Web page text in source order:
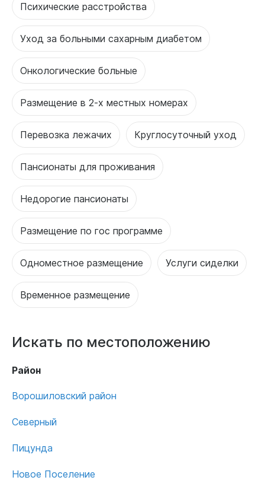
Психические расстройства
Уход за больными сахарным диабетом
Онкологические больные
Размещение в 2-х местных номерах
Перевозка лежачих Круглосуточный уход
Пансионаты для проживания
Недорогие пансионаты
Размещение по гос программе
Одноместное размещение Услуги сиделки
Временное размещение
Искать по местоположению
Район
Ворошиловский район
Северный
Пицунда
Новое Поселение